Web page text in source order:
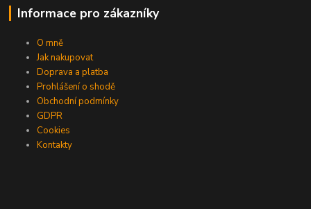
Informace pro zákazníky
O mně
Jak nakupovat
Doprava a platba
Prohlášení o shodě
Obchodní podmínky
GDPR
Cookies
Kontakty